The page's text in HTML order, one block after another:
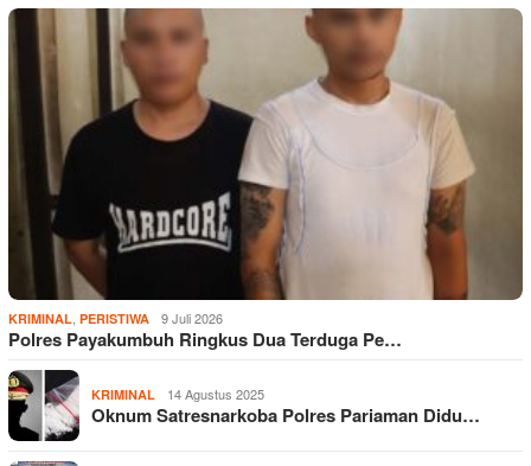
KRIMINAL, PERISTIWA 9 Juli 2026
Polres Payakumbuh Ringkus Dua Terduga Pe…
KRIMINAL 14 Agustus 2025
Oknum Satresnarkoba Polres Pariaman Didu…